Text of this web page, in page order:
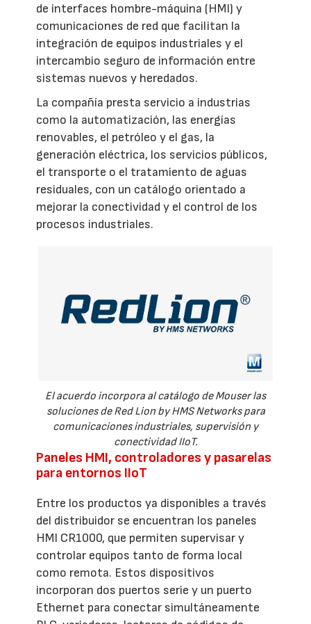
de interfaces hombre-máquina (HMI) y
comunicaciones de red que facilitan la
integración de equipos industriales y el
intercambio seguro de información entre
sistemas nuevos y heredados.
La compañía presta servicio a industrias
como la automatización, las energías
renovables, el petróleo y el gas, la
generación eléctrica, los servicios públicos,
el transporte o el tratamiento de aguas
residuales, con un catálogo orientado a
mejorar la conectividad y el control de los
procesos industriales.
El acuerdo incorpora al catálogo de Mouser las
soluciones de Red Lion by HMS Networks para
comunicaciones industriales, supervisión y
conectividad IIoT.
Paneles HMI, controladores y pasarelas
para entornos IIoT
Entre los productos ya disponibles a través
del distribuidor se encuentran los paneles
HMI CR1000, que permiten supervisar y
controlar equipos tanto de forma local
como remota. Estos dispositivos
incorporan dos puertos serie y un puerto
Ethernet para conectar simultáneamente